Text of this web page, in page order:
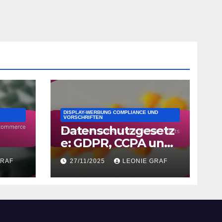
DISPLAY-WERBUNG COMPLIANCE UND
VORSCHRIFTEN
Datenschutzgesetz
e: GDPR, CCPA und
ihre Auswirkungen
27/11/2025 LEONIE GRAF